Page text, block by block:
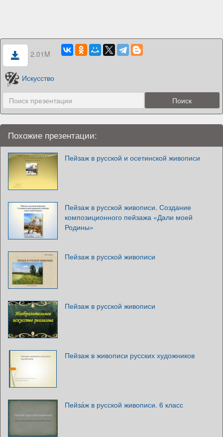
2.01M
Искусство
Похожие презентации:
Пейзаж в русской и осетинской живописи
Пейзаж в русской живописи. Создание
композиционного пейзажа «Дали моей
Родины»
Пейзаж в русской живописи
Пейзаж в русской живописи
Пейзаж в живописи русских художников
Пейза́ж в русской живописи. 6 класс